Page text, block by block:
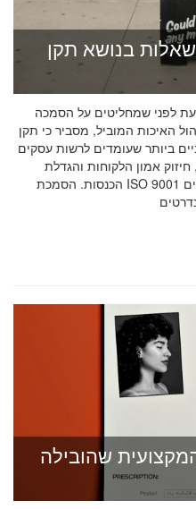
בנושא תקן
מה חובה לדעת לפני שמחליטים על הסמכה
האיכות המוביל, מסביר כי תקן
ביותר שעומדים לרשות עסקים
חיזוק אמון הלקוחות והגדלת
הכנסות. הסמכת ISO 9001 מוכיחה ללקוחות, לשותפים ולמשקיעים
שהובילה